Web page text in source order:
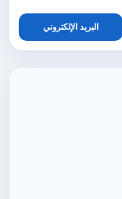
البريد الإلكتروني